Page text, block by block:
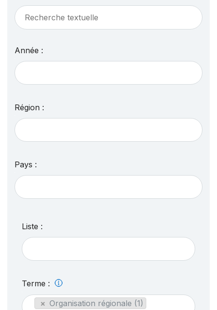
Année :
Région :
Pays :
Liste :
Terme :
× Organisation régionale (1)